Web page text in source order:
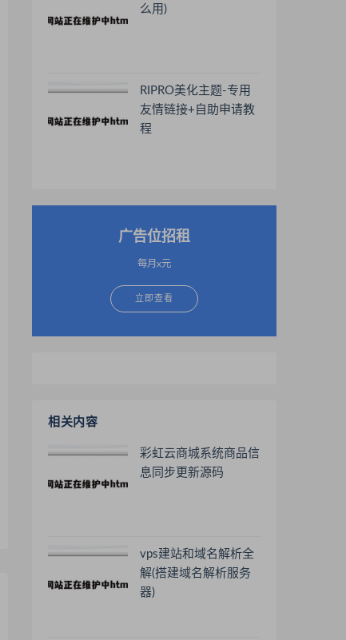
么用)
RIPRO美化主题-专用
友情链接+自助申请教
程
广告位招租
每月x元
立即查看
相关内容
彩虹云商城系统商品信
息同步更新源码
vps建站和域名解析全
解(搭建域名解析服务
器)